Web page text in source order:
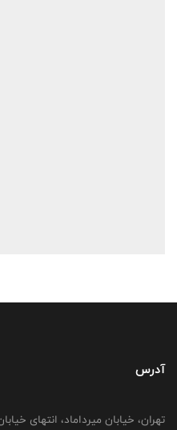
آدرس
تهران، خیابان میرداماد، انتهای